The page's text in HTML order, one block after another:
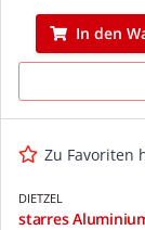
In den
Zu Favoriten
DIETZEL
starres